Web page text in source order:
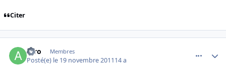
Citer
Alro Membres
Posté(e) le 19 novembre 201114 a